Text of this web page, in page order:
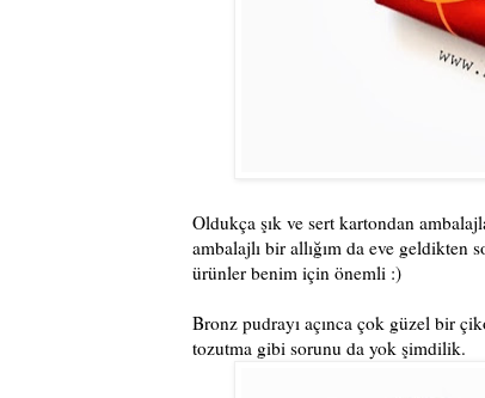
Oldukça şık ve sert kartondan
ambalajlı bir allığım da eve geldikten
ürünler benim için önemli :)
Bronz pudrayı açınca çok güzel bir
tozutma gibi sorunu da yok şimdilik.